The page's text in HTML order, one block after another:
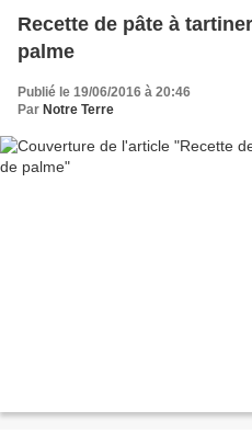
Recette de pâte à
palme
Publié le 19/06/2016 à 20:46
Par Notre Terre